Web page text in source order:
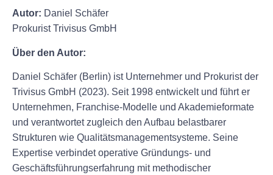
Autor: Daniel Schäfer
Prokurist Trivisus GmbH
Über den Autor:
Daniel Schäfer (Berlin) ist Unternehmer und Prokurist der
Trivisus GmbH (2023). Seit 1998 entwickelt und führt er
Unternehmen, Franchise-Modelle und Akademieformate
und verantwortet zugleich den Aufbau belastbarer
Strukturen wie Qualitätsmanagementsysteme. Seine
Expertise verbindet operative Gründungs- und
Geschäftsführungserfahrung mit methodischer